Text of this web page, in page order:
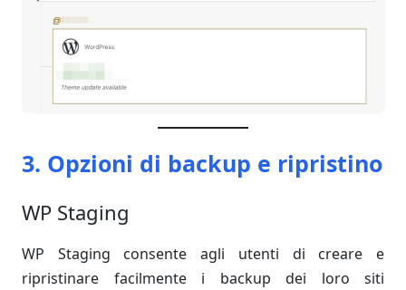
3. Opzioni di backup e ripristino
WP Staging
WP Staging consente agli utenti di creare e
ripristinare facilmente i backup dei loro siti